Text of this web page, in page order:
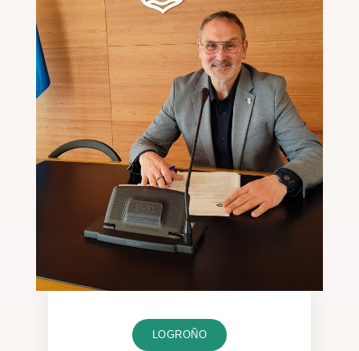
LOGROÑO